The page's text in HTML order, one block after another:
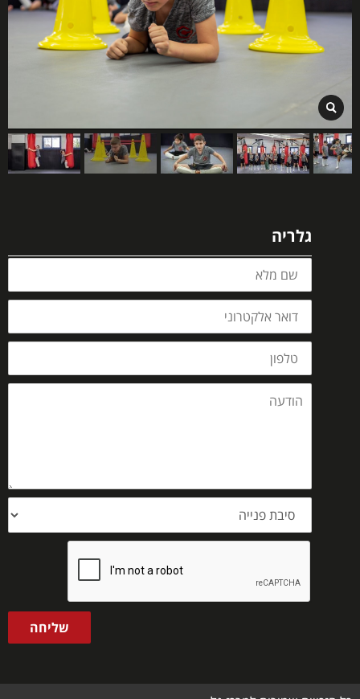
גלריה
שם
מלא
דואר
אלקטרוני
טלפון
הודעה
סיבת
פנייה
שליחה